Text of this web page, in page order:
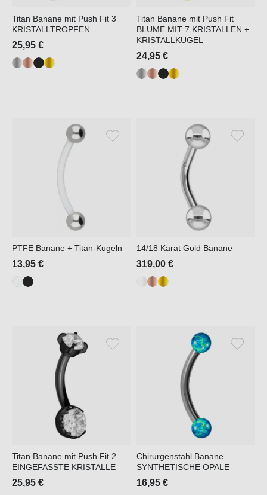
Titan Banane mit Push Fit 3
KRISTALLTROPFEN
25,95 €
Titan Banane mit Push Fit
BLUME MIT 7 KRISTALLEN +
KRISTALLKUGEL
24,95 €
PTFE Banane + Titan-Kugeln
13,95 €
14/18 Karat Gold Banane
319,00 €
Titan Banane mit Push Fit 2
EINGEFASSTE KRISTALLE
25,95 €
Chirurgenstahl Banane
SYNTHETISCHE OPALE
16,95 €